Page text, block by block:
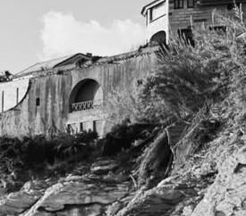
8 Agosto 2026
Genoa,
chiave è
Fiorentina
7 Agosto 2026
Scaglione
Dortmund